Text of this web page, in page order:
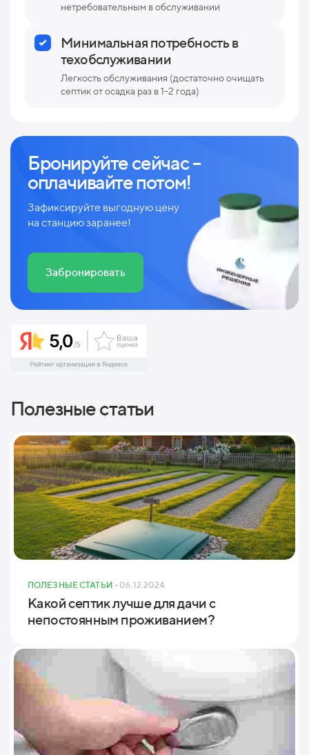
нетребовательным в обслуживании
Минимальная потребность в
техобслуживании
Легкость обслуживания (достаточно очищать
септик от осадка раз в 1-2 года)
Бронируйте сейчас –
оплачивайте потом!
Зафиксируйте выгодную цену
на станцию заранее!
Забронировать
Полезные статьи
ПОЛЕЗНЫЕ СТАТЬИ • 06.12.2024
Какой септик лучше для дачи с
непостоянным проживанием?